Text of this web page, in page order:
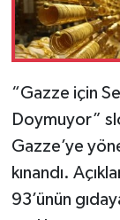
“Gazze için
Doymuyor”
Gazze’ye
kınandı.
93’ünün